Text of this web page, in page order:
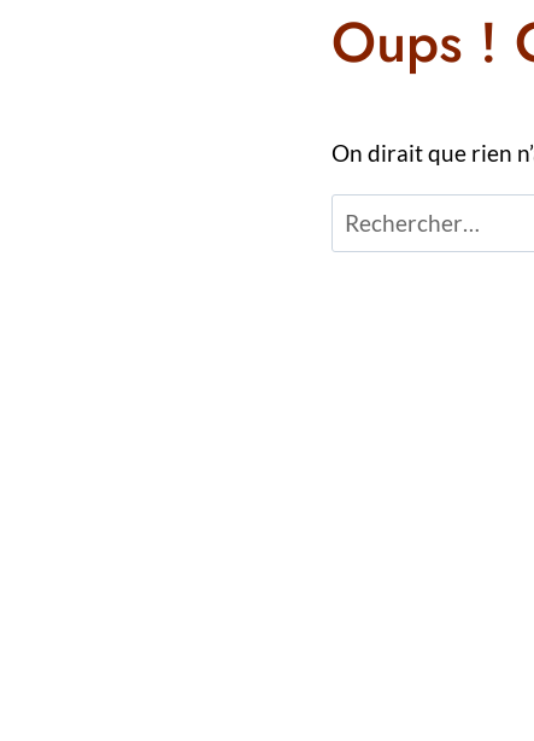
Oups !
On dirait que rien
Rechercher :